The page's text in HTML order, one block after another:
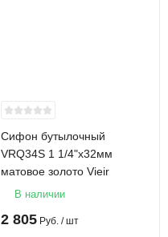
Сифон бутылочный
VRQ34S 1 1/4"х32мм
матовое золото Vieir
В наличии
2 805 Руб. / шт